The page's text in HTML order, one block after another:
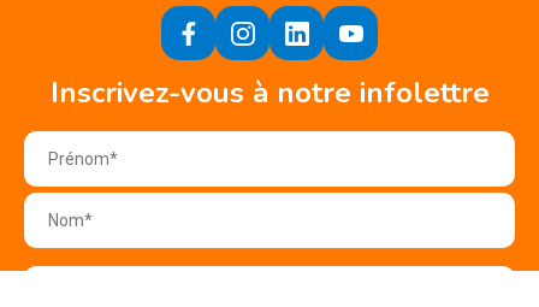
Inscrivez-vous à notre infolettre